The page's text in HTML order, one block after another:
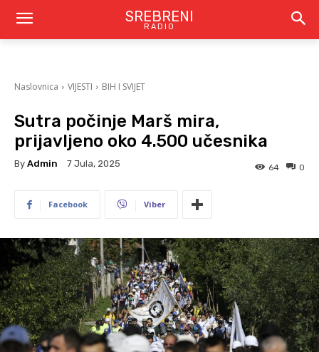
SREBRENI
RADIO
Naslovnica VIJESTI BIH I SVIJET
Sutra počinje Marš mira,
prijavljeno oko 4.500 učesnika
By Admin 7 Jula, 2025 0
64
Facebook Viber